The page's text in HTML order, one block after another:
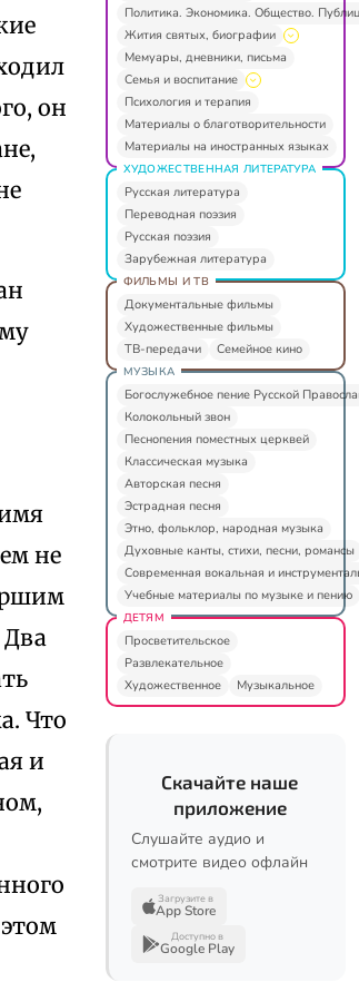
он
не
Что
и
Политика. Экономика. Общество.
Жития святых, биографии
Мемуары, дневники, письма
Семья и воспитание
Психология и терапия
Материалы о благотворительности
Материалы на иностранных языках
ХУДОЖЕСТВЕННАЯ ЛИТЕРАТУРА
Русская литература
Переводная поэзия
Русская поэзия
Зарубежная литература
ФИЛЬМЫ И ТВ
Документальные фильмы
Художественные фильмы
ТВ-передачи
Семейное кино
МУЗЫКА
Богослужебное пение Русской
Колокольный звон
Песнопения поместных церквей
Классическая музыка
Авторская песня
Эстрадная песня
Этно, фольклор, народная музыка
Духовные канты, стихи, песни, романсы
Современная вокальная и
Учебные материалы по музыке и пению
ДЕТЯМ
Просветительское
Развлекательное
Художественное
Музыкальное
Скачайте наше
приложение
Слушайте аудио и
смотрите видео офлайн
Загрузите в
App Store
Доступно в
Google Play